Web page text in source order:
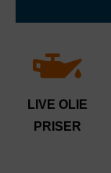
LIVE OLIE
PRISER